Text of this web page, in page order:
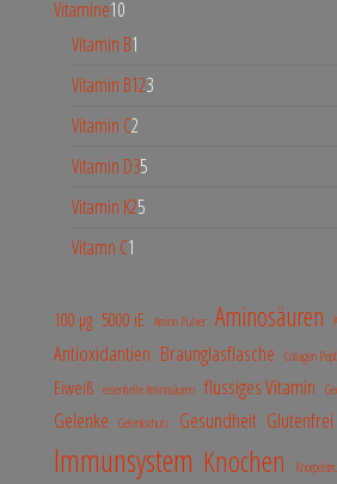
Vitamine10
Vitamin B1
Vitamin B123
Vitamin C2
Vitamin D35
Vitamin K25
Vitamn C1
100 µg 5000 iE Amino Pulver Aminosäuren
Antioxidantien Braunglasflasche Collagen
Eiweiß essentielle Aminosäuren flüssiges Vitamin
Gelenke Gelenkschutz Gesundheit Glutenfrei
Immunsystem Knochen